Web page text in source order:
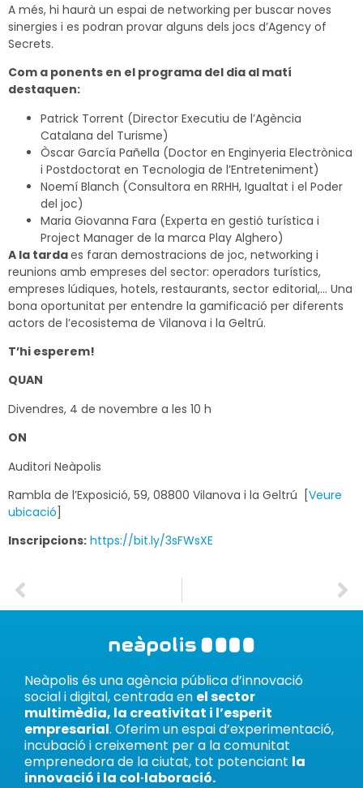
A més, hi haurà un espai de networking per buscar noves
sinergies i es podran provar alguns dels jocs d’Agency of
Secrets.
Com a ponents en el programa del dia al matí
destaquen:
Patrick Torrent (Director Executiu de l’Agència
Catalana del Turisme)
Òscar García Pañella (Doctor en Enginyeria Electrònica
i Postdoctorat en Tecnologia de l’Entreteniment)
Noemí Blanch (Consultora en RRHH, Igualtat i el Poder
del joc)
Maria Giovanna Fara (Experta en gestió turística i
Project Manager de la marca Play Alghero)
A la tardaes faran demostracions de joc, networking i
reunions amb empreses del sector: operadors turístics,
empreses lúdiques, hotels, restaurants, sector editorial,… Una
bona oportunitat per entendre la gamificació per diferents
actors de l’ecosistema de Vilanova i la Geltrú.
T’hi esperem!
QUAN
Divendres, 4 de novembre a les 10 h
ON
Auditori Neàpolis
Rambla de l’Exposició, 59, 08800 Vilanova i la Geltrú [Veure
ubicació
Inscripcions: https://bit.ly/3sFWsXE
Neàpolis és una agència pública d’innovació
social i digital, centrada en el sector
multimèdia, la creativitat i l’esperit
empresarial. Oferim un espai d’experimentació,
incubació i creixement per a la comunitat
emprenedora de la ciutat, tot potenciant la
innovació i la col·laboració.